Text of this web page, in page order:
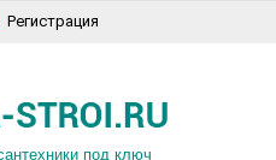
Регистрация
под ключ